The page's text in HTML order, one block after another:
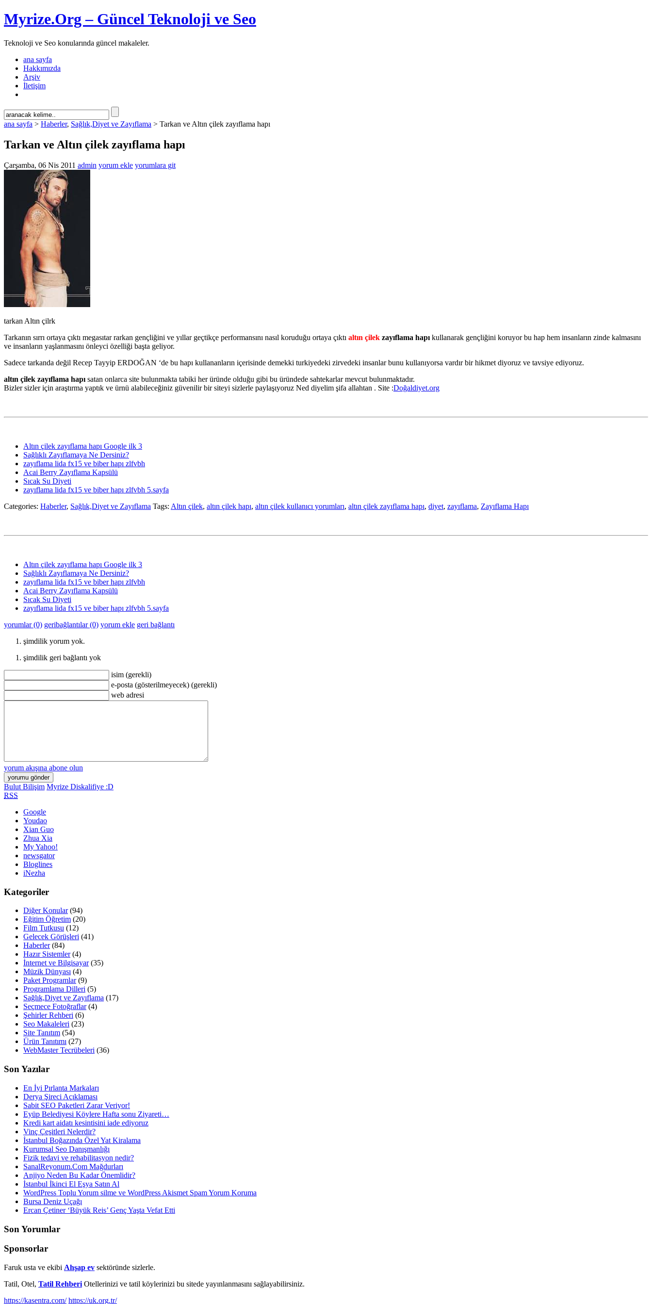
Myrize.Org – Güncel Teknoloji ve Seo
Teknoloji ve Seo konularında güncel makaleler.
ana sayfa
Hakkımızda
Arşiv
İletişim
ana sayfa > Haberler, Sağlık,Diyet ve Zayıflama > Tarkan ve Altın çilek zayıflama hapı
Tarkan ve Altın çilek zayıflama hapı
Çarşamba, 06 Nis 2011 admin yorum ekle yorumlara git
tarkan Altın çilrk
Tarkanın sırrı ortaya çıktı megasıtar rarkan gençliğini ve yıllar geçtikçe performansını nasıl koruduğu ortaya çıktı altın çilek zayıflama hapı kullanarak gençliğini koruyor bu hap hem insanların zinde kalmasını
ve insanların yaşlanmasını önleyci özelliği başta geliyor.
Sadece tarkanda değil Recep Tayyip ERDOĞAN ‘de bu hapı kullananların içerisinde demekki turkiyedeki zirvedeki insanlar bunu kullanıyorsa vardır bir hikmet diyoruz ve tavsiye ediyoruz.
altın çilek zayıflama hapı satan onlarca site bulunmakta tabiki her üründe olduğu gibi bu üründede sahtekarlar mevcut bulunmaktadır.
Bizler sizler için araştırma yaptık ve ürnü alabileceğiniz güvenilir bir siteyi sizlerle paylaşıyoruz Ned diyelim şifa allahtan . Site :Doğaldiyet.org
Altın çilek zayıflama hapı Google ilk 3
Sağlıklı Zayıflamaya Ne Dersiniz?
zayıflama lida fx15 ve biber hapı zlfvbh
Acai Berry Zayıflama Kapsülü
Sıcak Su Diyeti
zayıflama lida fx15 ve biber hapı zlfvbh 5.sayfa
Categories: Haberler, Sağlık,Diyet ve Zayıflama Tags: Altın çilek, altın çilek hapı, altın çilek kullanıcı yorumları, altın çilek zayıflama hapı, diyet, zayıflama, Zayıflama Hapı
Altın çilek zayıflama hapı Google ilk 3
Sağlıklı Zayıflamaya Ne Dersiniz?
zayıflama lida fx15 ve biber hapı zlfvbh
Acai Berry Zayıflama Kapsülü
Sıcak Su Diyeti
zayıflama lida fx15 ve biber hapı zlfvbh 5.sayfa
yorumlar (0) geribağlantılar (0) yorum ekle geri bağlantı
şimdilik yorum yok.
şimdilik geri bağlantı yok
isim (gerekli)
e-posta (gösterilmeyecek) (gerekli)
web adresi
yorum akışına abone olun
Bulut Bilişim Myrize Diskalifiye :D
RSS
Google
Youdao
Xian Guo
Zhua Xia
My Yahoo!
newsgator
Bloglines
iNezha
Kategoriler
Diğer Konular(94)
Eğitim Öğretim (20)
Film Tutkusu (12)
Gelecek Görüşleri (41)
Haberler(84)
Hazır Sistemler(4)
İnternet ve Bilgisayar(35)
Müzik Dünyası (4)
Paket Programlar(9)
Programlama Dilleri (5)
Sağlık,Diyet ve Zayıflama (17)
Seçmece Fotoğraflar(4)
Şehirler Rehberi (6)
Seo Makaleleri (23)
Site Tanıtım (54)
Ürün Tanıtımı (27)
WebMaster Tecrübeleri (36)
Son Yazılar
En İyi Pırlanta Markaları
Derya Şireci Açıklaması
Sabit SEO Paketleri Zarar Veriyor!
Eyüp Belediyesi Köylere Hafta sonu Ziyareti…
Kredi kart aidatı kesintisini iade ediyoruz
Vinç Çeşitleri Nelerdir?
İstanbul Boğazında Özel Yat Kiralama
Kurumsal Seo Danışmanlığı
Fizik tedavi ve rehabilitasyon nedir?
SanalReyonum.Com Mağdurları
Anjiyo Neden Bu Kadar Önemlidir?
İstanbul İkinci El Eşya Satın Al
WordPress Toplu Yorum silme ve WordPress Akismet Spam Yorum Koruma
Bursa Deniz Uçağı
Ercan Çetiner ‘Büyük Reis’ Genç Yaşta Vefat Etti
Son Yorumlar
Sponsorlar
Faruk usta ve ekibi Ahşap ev sektöründe sizlerle.
Tatil, Otel, Tatil Rehberi Otellerinizi ve tatil köylerinizi bu sitede yayınlanmasını sağlayabilirsiniz.
https://kasentra.com/ https://uk.org.tr/